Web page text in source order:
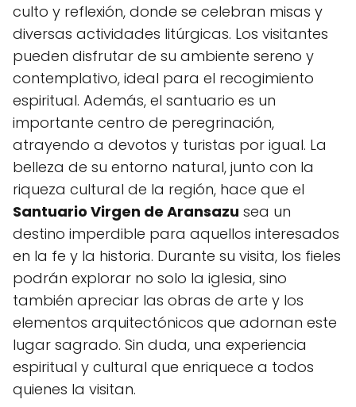
culto y reflexión, donde se celebran misas y
diversas actividades litúrgicas. Los visitantes
pueden disfrutar de su ambiente sereno y
contemplativo, ideal para el recogimiento
espiritual. Además, el santuario es un
importante centro de peregrinación,
atrayendo a devotos y turistas por igual. La
belleza de su entorno natural, junto con la
riqueza cultural de la región, hace que el
Santuario Virgen de Aransazu sea un
destino imperdible para aquellos interesados
en la fe y la historia. Durante su visita, los fieles
podrán explorar no solo la iglesia, sino
también apreciar las obras de arte y los
elementos arquitectónicos que adornan este
lugar sagrado. Sin duda, una experiencia
espiritual y cultural que enriquece a todos
quienes la visitan.